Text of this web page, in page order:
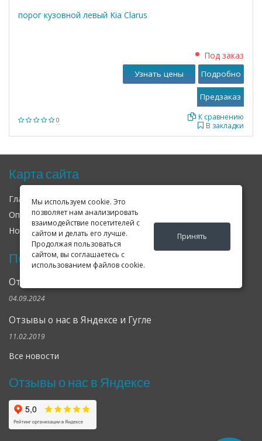
Мы используем cookie. Это
позволяет нам анализировать
взаимодействие посетителей с
сайтом и делать его лучше.
Продолжая пользоваться
сайтом, вы соглашаетесь с
использованием файлов cookie.
Принять
порог кузовной левый Kia Clarus
0
Под заказ
В закладки
К сравнению
Узнать цены Подробно
Карта сайта
Главная О нас
Оплата
Доставка
Новости
Оферта
Последние новости
Открылся клубный сервис Geely в Петербурге
04.09.2024
Отзывы о нас в Яндексе и Гугле
11.02.2019
Все новости
Отзывы о нас в Яндексе